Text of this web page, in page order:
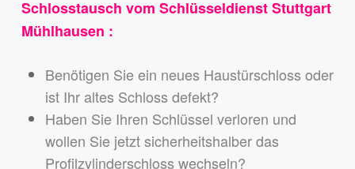
Schlosstausch vom Schlüsseldienst Stuttgart
Mühlhausen :
Benötigen Sie ein neues Haustürschloss oder
ist Ihr altes Schloss defekt?
Haben Sie Ihren Schlüssel verloren und
wollen Sie jetzt sicherheitshalber das
Profilzylinderschloss wechseln?